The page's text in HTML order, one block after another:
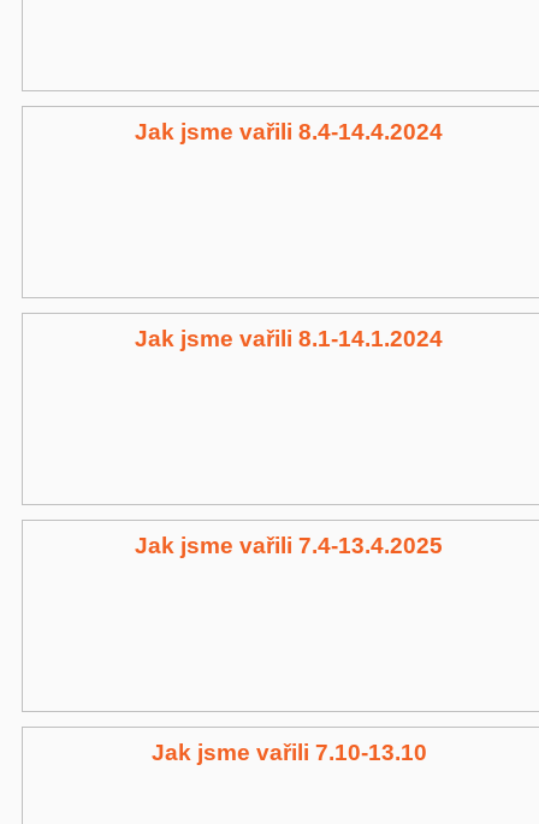
Jak jsme vařili 8.4-14.4.2024
Jak jsme vařili 8.1-14.1.2024
Jak jsme vařili 7.4-13.4.2025
Jak jsme vařili 7.10-13.10